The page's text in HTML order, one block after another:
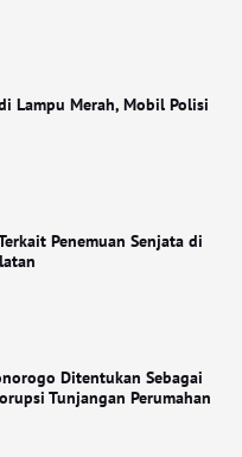
Lampu Merah, Mobil Polisi
Penemuan Senjata di
Ditentukan Sebagai
Tunjangan Perumahan